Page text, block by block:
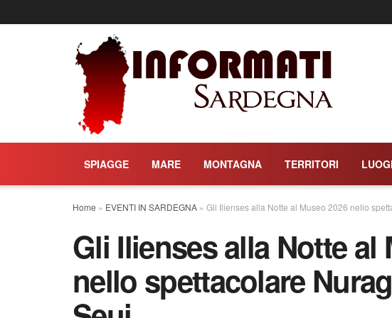
SPIAGGE MARE MONTAGNA TERRITORI
Home » EVENTI IN SARDEGNA » Gli Ilienses alla Notte al Museo 2026 nello
Gli Ilienses alla Notte al
nello spettacolare